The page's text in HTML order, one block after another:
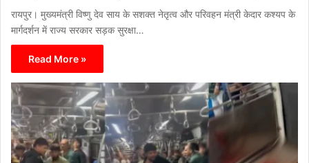
रायपुर। मुख्यमंत्री विष्णु देव साय के सशक्त नेतृत्व और परिवहन मंत्री केदार कश्यप के
मार्गदर्शन में राज्य सरकार सड़क सुरक्षा…
Read More »